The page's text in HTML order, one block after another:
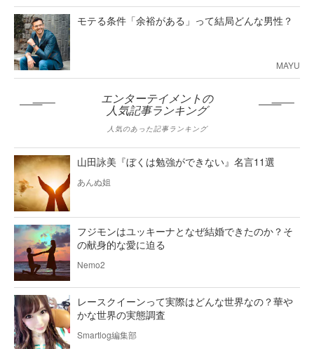
モテる条件「余裕がある」って結局どんな男性？
MAYU
エンターテイメントの
人気記事ランキング
人気のあった記事ランキング
山田詠美『ぼくは勉強ができない』名言11選
あんぬ姐
フジモンはユッキーナとなぜ結婚できたのか？そ
の献身的な愛に迫る
Nemo2
レースクイーンって実際はどんな世界なの？華や
かな世界の実態調査
Smartlog編集部